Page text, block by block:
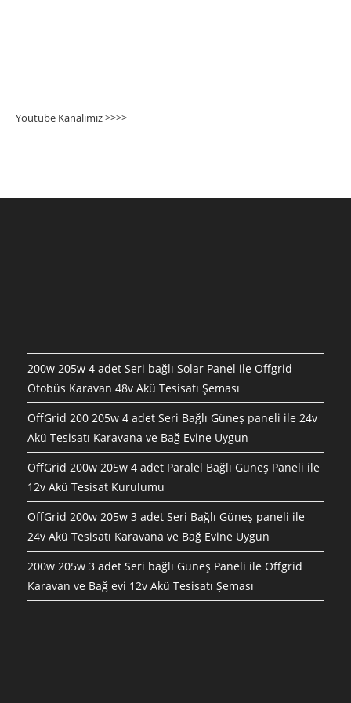
Youtube Kanalımız >>>>
200w 205w 4 adet Seri bağlı Solar Panel ile Offgrid
Otobüs Karavan 48v Akü Tesisatı Şeması
OffGrid 200 205w 4 adet Seri Bağlı Güneş paneli ile 24v
Akü Tesisatı Karavana ve Bağ Evine Uygun
OffGrid 200w 205w 4 adet Paralel Bağlı Güneş Paneli ile
12v Akü Tesisat Kurulumu
OffGrid 200w 205w 3 adet Seri Bağlı Güneş paneli ile
24v Akü Tesisatı Karavana ve Bağ Evine Uygun
200w 205w 3 adet Seri bağlı Güneş Paneli ile Offgrid
Karavan ve Bağ evi 12v Akü Tesisatı Şeması